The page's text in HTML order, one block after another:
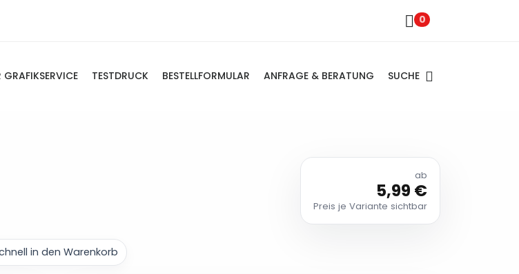
0
GRAFIKSERVICE TESTDRUCK BESTELLFORMULAR ANFRAGE & BERATUNG SUCHE
in den Warenkorb
ab
5,99 €
Preis je Variante sichtbar